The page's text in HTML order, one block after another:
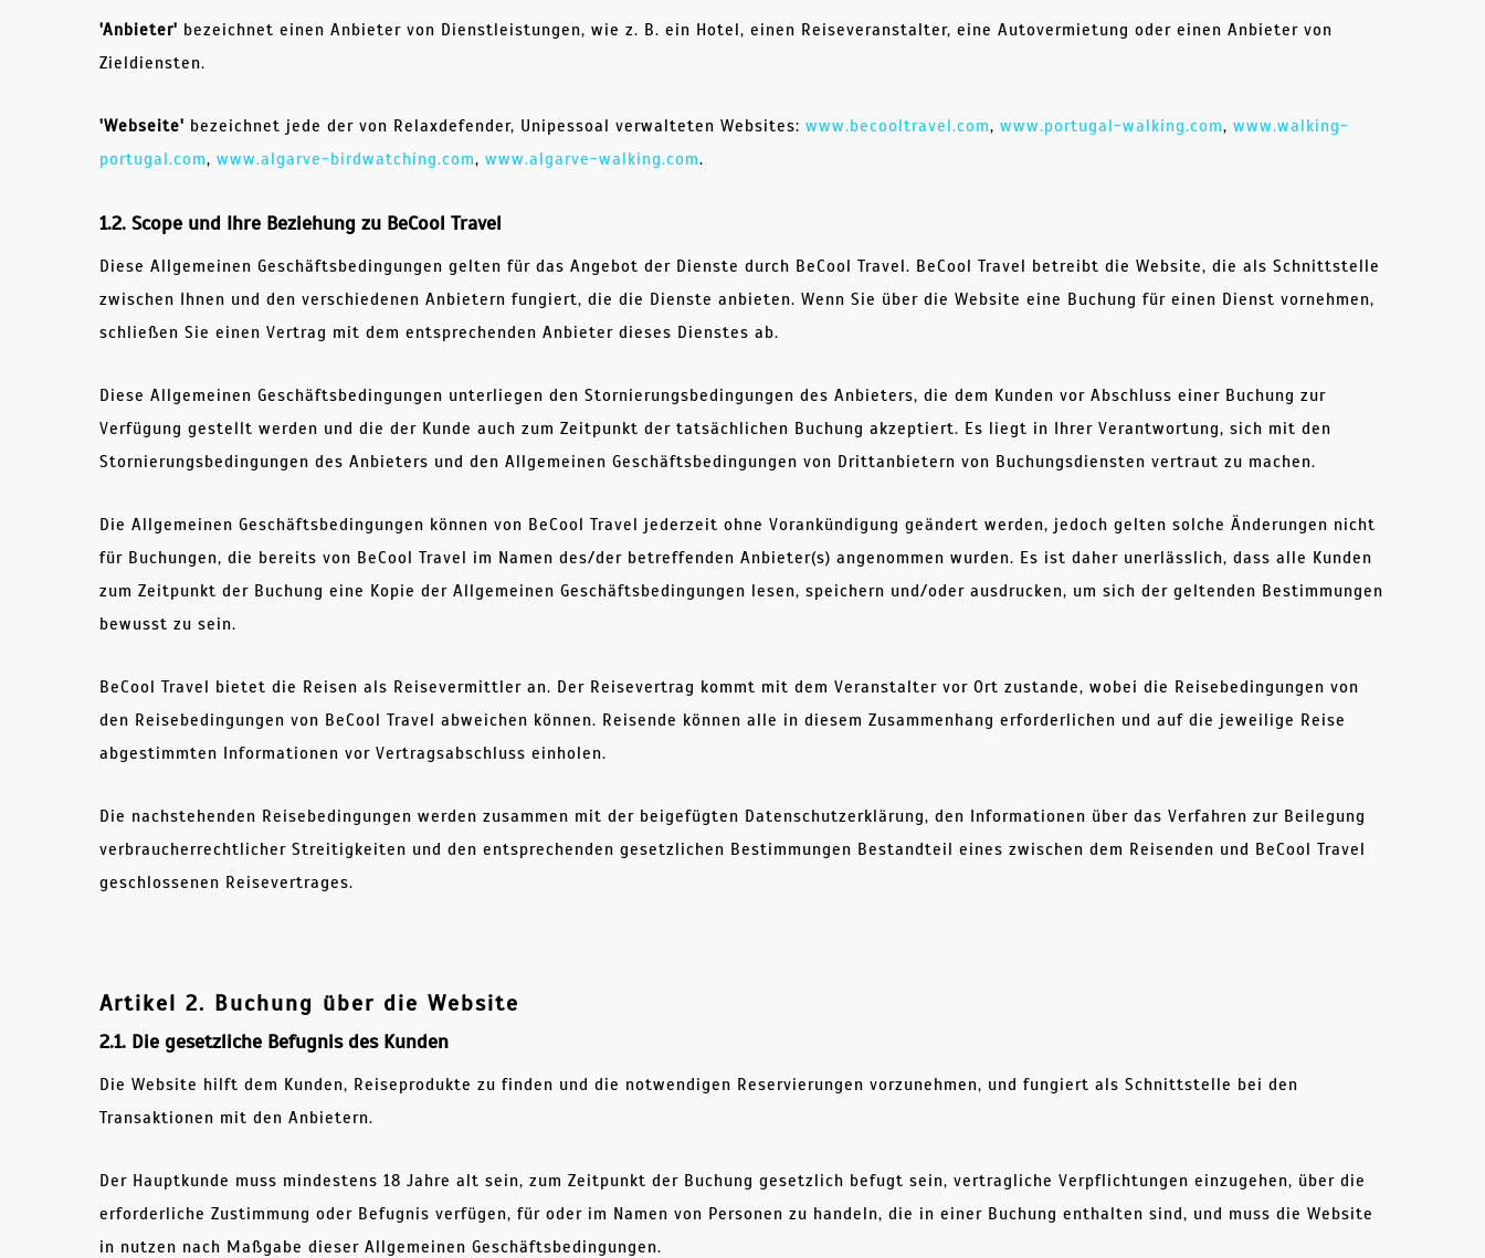
'Anbieter' bezeichnet einen Anbieter von Dienstleistungen, wie z. B. ein Hotel, einen Reiseveranstalter, eine Autovermietung oder einen Anbieter von
Zieldiensten.
'Webseite' bezeichnet jede der von Relaxdefender, Unipessoal verwalteten Websites:www.becooltravel.com,www.portugal-walking.com,www.walking-
portugal.com,www.algarve-birdwatching.com,www.algarve-walking.com.
1.2. Scope und Ihre Beziehung zu BeCool Travel
Diese Allgemeinen Geschäftsbedingungen gelten für das Angebot der Dienste durch BeCool Travel. BeCool Travel betreibt die Website, die als Schnittstelle
zwischen Ihnen und den verschiedenen Anbietern fungiert, die die Dienste anbieten. Wenn Sie über die Website eine Buchung für einen Dienst vornehmen,
schließen Sie einen Vertrag mit dem entsprechenden Anbieter dieses Dienstes ab.
Diese Allgemeinen Geschäftsbedingungen unterliegen den Stornierungsbedingungen des Anbieters, die dem Kunden vor Abschluss einer Buchung zur
Verfügung gestellt werden und die der Kunde auch zum Zeitpunkt der tatsächlichen Buchung akzeptiert. Es liegt in Ihrer Verantwortung, sich mit den
Stornierungsbedingungen des Anbieters und den Allgemeinen Geschäftsbedingungen von Drittanbietern von Buchungsdiensten vertraut zu machen.
Die Allgemeinen Geschäftsbedingungen können von BeCool Travel jederzeit ohne Vorankündigung geändert werden, jedoch gelten solche Änderungen nicht
für Buchungen, die bereits von BeCool Travel im Namen des/der betreffenden Anbieter(s) angenommen wurden. Es ist daher unerlässlich, dass alle Kunden
zum Zeitpunkt der Buchung eine Kopie der Allgemeinen Geschäftsbedingungen lesen, speichern und/oder ausdrucken, um sich der geltenden Bestimmungen
bewusst zu sein.
BeCool Travel bietet die Reisen als Reisevermittler an. Der Reisevertrag kommt mit dem Veranstalter vor Ort zustande, wobei die Reisebedingungen von
den Reisebedingungen von BeCool Travel abweichen können. Reisende können alle in diesem Zusammenhang erforderlichen und auf die jeweilige Reise
abgestimmten Informationen vor Vertragsabschluss einholen.
Die nachstehenden Reisebedingungen werden zusammen mit der beigefügten Datenschutzerklärung, den Informationen über das Verfahren zur Beilegung
verbraucherrechtlicher Streitigkeiten und den entsprechenden gesetzlichen Bestimmungen Bestandteil eines zwischen dem Reisenden und BeCool Travel
geschlossenen Reisevertrages.
Artikel 2. Buchung über die Website
2.1. Die gesetzliche Befugnis des Kunden
Die Website hilft dem Kunden, Reiseprodukte zu finden und die notwendigen Reservierungen vorzunehmen, und fungiert als Schnittstelle bei den
Transaktionen mit den Anbietern.
Der Hauptkunde muss mindestens 18 Jahre alt sein, zum Zeitpunkt der Buchung gesetzlich befugt sein, vertragliche Verpflichtungen einzugehen, über die
erforderliche Zustimmung oder Befugnis verfügen, für oder im Namen von Personen zu handeln, die in einer Buchung enthalten sind, und muss die Website
in nutzen nach Maßgabe dieser Allgemeinen Geschäftsbedingungen.